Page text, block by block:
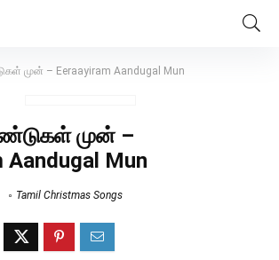
முன் – Eeraayiram Aandugal Mun
முன் –
Aandugal Mun
Tamil Christmas Songs